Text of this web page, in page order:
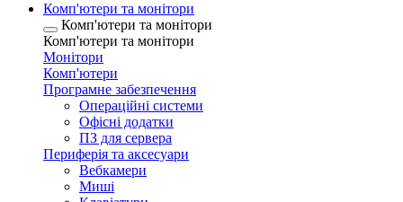
Комп'ютери та монітори
Комп'ютери та монітори
Комп'ютери та монітори
Монітори
Комп'ютери
Програмне забезпечення
Операційні системи
Офісні додатки
ПЗ для сервера
Периферія та аксесуари
Вебкамери
Миші